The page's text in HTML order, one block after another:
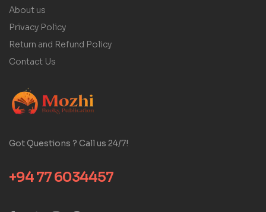
About us
Privacy Policy
Return and Refund Policy
Contact Us
Got Questions ? Call us 24/7!
+94 77 6034457